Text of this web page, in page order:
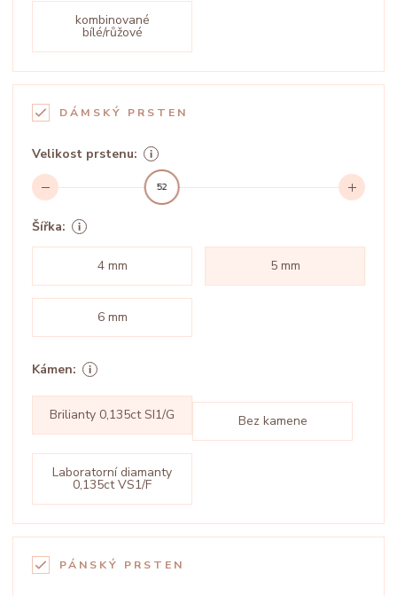
kombinované
bílé/růžové
DÁMSKÝ PRSTEN
Velikost prstenu:
52
Šířka:
4 mm 5 mm
6 mm
Kámen:
Brilianty 0,135ct SI1/G Bez kamene
Laboratorní diamanty
0,135ct VS1/F
PÁNSKÝ PRSTEN